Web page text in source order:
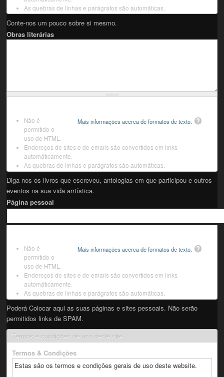
As quebras de linhas e parágrafos são automáticas.
Conte-nos um pouco sobre si mesmo.
Obras literárias
Mais informações acerca de formatos de texto.
Não é
permitido o
uso de HTML.
Endereços de sites e de emails são convertidos em links
automáticamente.
As quebras de linhas e parágrafos são automáticas.
Diga-nos os livros que escreveu, antologias em que participou e outros
eventos na sua vida arrtística.
Página pessoal
Mais informações acerca de formatos de texto.
Não é
permitido o
uso de HTML.
Endereços de sites e de emails são convertidos em links
automáticamente.
As quebras de linhas e parágrafos são automáticas.
Poderá Colocar aqui as suas páginas e sites pessoais. Não serão
permitidos links de SPAM.
Termos e condições de uso deste site
Termos & Condições